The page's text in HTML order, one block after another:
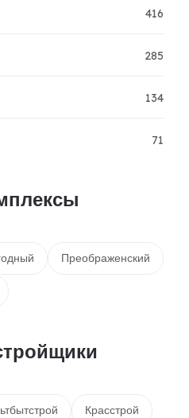
416
285
134
71
Преображенский
Красстрой